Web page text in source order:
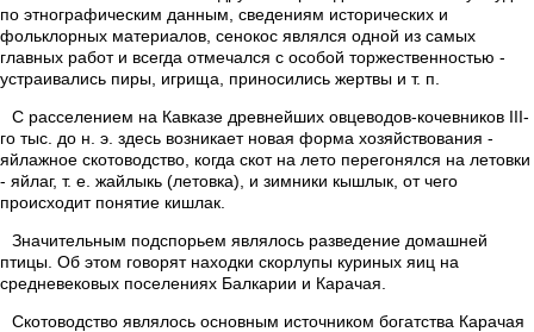
по этнографическим данным, сведениям исторических и
фольклорных материалов, сенокос являлся одной из самых
главных работ и всегда отмечался с особой торжественностью -
устраивались пиры, игрища, приносились жертвы и т. п.
С расселением на Кавказе древнейших овцеводов-кочевников III-
го тыс. до н. э. здесь возникает новая форма хозяйствования -
яйлажное скотоводство, когда скот на лето перегонялся на летовки
- яйлаг, т. е. жайлыкь (летовка), и зимники кышлык, от чего
происходит понятие кишлак.
Значительным подспорьем являлось разведение домашней
птицы. Об этом говорят находки скорлупы куриных яиц на
средневековых поселениях Балкарии и Карачая.
Скотоводство являлось основным источником богатства Карачая